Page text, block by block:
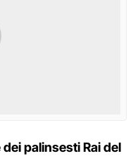
palinsesti Rai del